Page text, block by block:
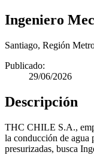
Ingeniero
Santiago, Región
Publicado:
29/06/2026
Descripción
THC CHILE S.A.,
la conducción de agua
presurizadas, busca